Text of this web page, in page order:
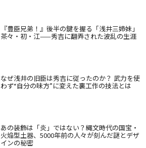
『豊臣兄弟！』後半の鍵を握る「浅井三姉妹」
茶々・初・江——秀吉に翻弄された波乱の生涯
なぜ浅井の旧臣は秀吉に従ったのか？ 武力を使
わず“自分の味方”に変えた裏工作の技法とは
あの装飾は「炎」ではない？縄文時代の国宝・
火焔型土器、5000年前の人々が刻んだ謎とデザ
インの秘密